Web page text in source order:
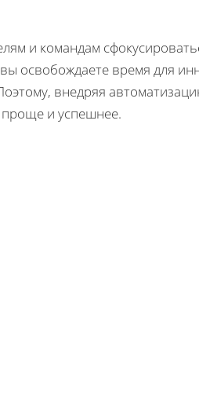
и командам
освобождаете время для
внедряя
проще и успешнее.